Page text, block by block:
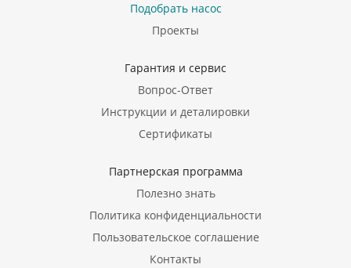
Подобрать насос
Проекты
Гарантия и сервис
Вопрос-Ответ
Инструкции и деталировки
Сертификаты
Партнерская программа
Полезно знать
Политика конфиденциальности
Пользовательское соглашение
Контакты